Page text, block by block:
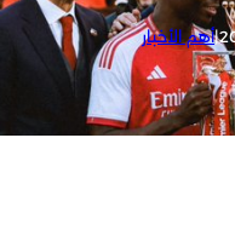
|أهم الأخبار